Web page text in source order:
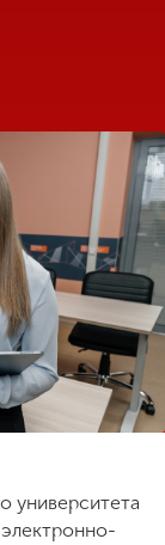
университета